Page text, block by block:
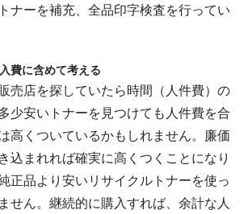
ナーを補充、全品印字検査を行ってい
費に含めて考える
売店を探していたら時間（人件費）の
少安いトナーを見つけても人件費を合
高くついているかもしれません。廉価
込まれれば確実に高くつくことになり
正品より安いリサイクルトナーを使っ
せん。継続的に購入すれば、余計な人